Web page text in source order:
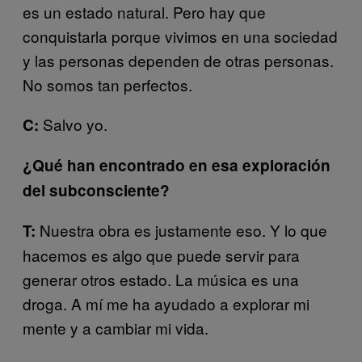
es un estado natural. Pero hay que
conquistarla porque vivimos en una sociedad
y las personas dependen de otras personas.
No somos tan perfectos.
C: Salvo yo.
¿Qué han encontrado en esa exploración
del subconsciente?
T: Nuestra obra es justamente eso. Y lo que
hacemos es algo que puede servir para
generar otros estado. La música es una
droga. A mí me ha ayudado a explorar mi
mente y a cambiar mi vida.